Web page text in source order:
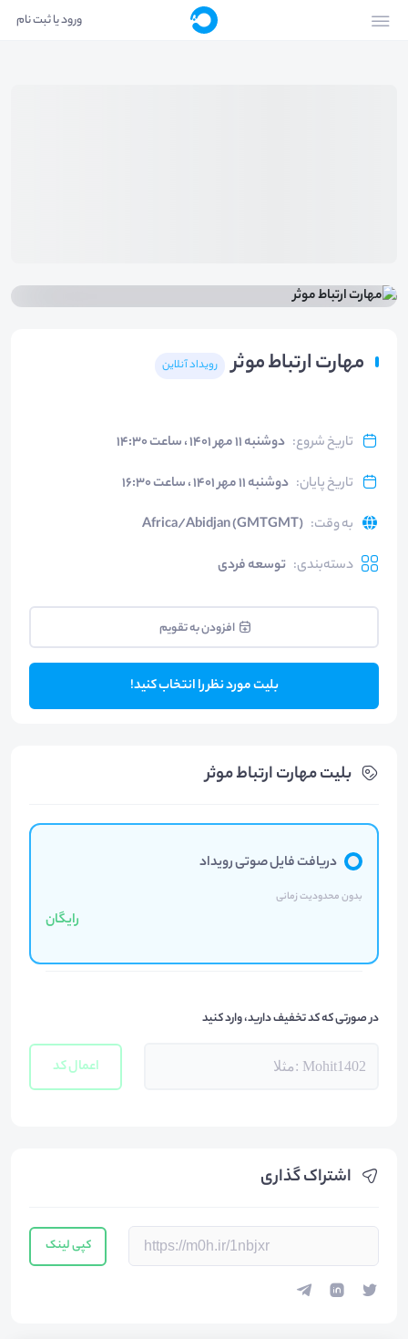
ورود یا ثبت نام
مهارت ارتباط موثر رویداد آنلاین
تاریخ شروع: دوشنبه ۱۱ مهر ۱۴۰۱ ، ساعت ۱۴:۳۰
تاریخ پایان: دوشنبه ۱۱ مهر ۱۴۰۱ ، ساعت ۱۶:۳۰
به وقت:
Africa/Abidjan (GMTGMT)
دسته‌بندی: توسعه فردی
افزودن به تقویم
بلیت مورد نظر را انتخاب کنید!
اشتراک گذاری
کپی لینک
بلیت‌ مهارت ارتباط موثر
دریافت فایل صوتی رویداد
بدون محدودیت زمانی
رایگان
در صورتی که کد تخفیف دارید، وارد کنید
اعمال کد